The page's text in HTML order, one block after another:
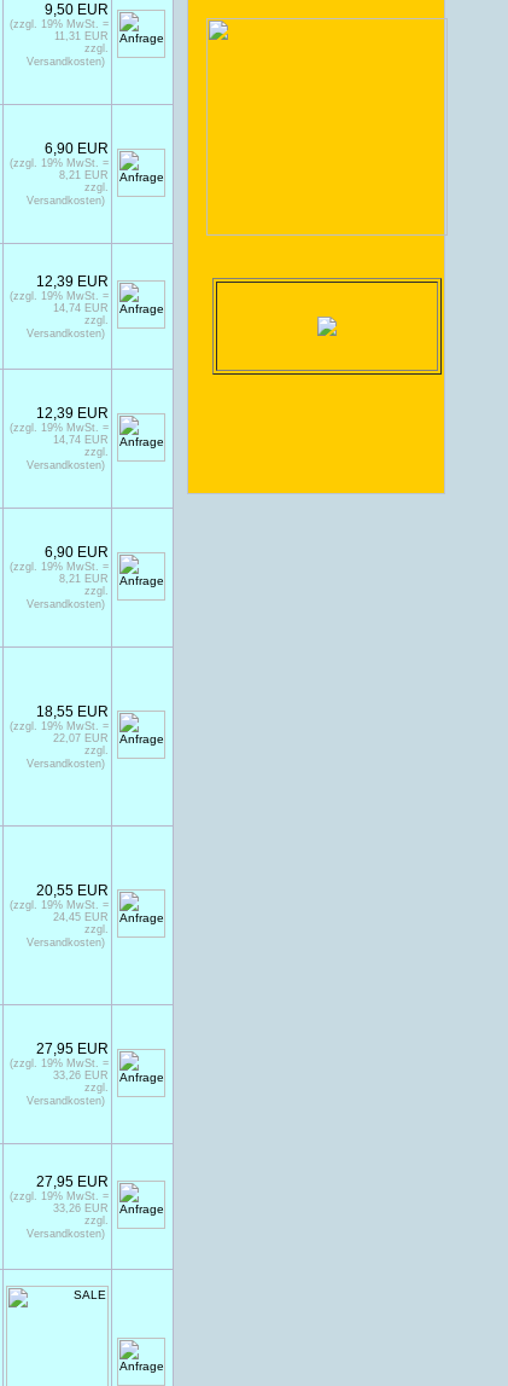
9,50 EUR
(zzgl. 19% MwSt. =
11,31 EUR
zzgl.
Versandkosten)
6,90 EUR
(zzgl. 19% MwSt. =
8,21 EUR
zzgl.
Versandkosten)
12,39 EUR
(zzgl. 19% MwSt. =
14,74 EUR
zzgl.
Versandkosten)
12,39 EUR
(zzgl. 19% MwSt. =
14,74 EUR
zzgl.
Versandkosten)
6,90 EUR
(zzgl. 19% MwSt. =
8,21 EUR
zzgl.
Versandkosten)
18,55 EUR
(zzgl. 19% MwSt. =
22,07 EUR
zzgl.
Versandkosten)
20,55 EUR
(zzgl. 19% MwSt. =
24,45 EUR
zzgl.
Versandkosten)
27,95 EUR
(zzgl. 19% MwSt. =
33,26 EUR
zzgl.
Versandkosten)
27,95 EUR
(zzgl. 19% MwSt. =
33,26 EUR
zzgl.
Versandkosten)